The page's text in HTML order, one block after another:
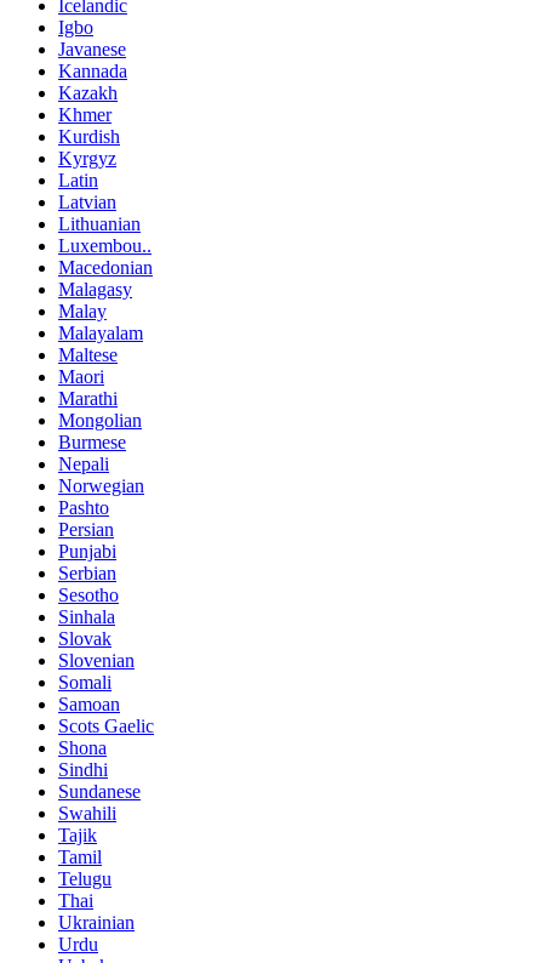
Icelandic
Igbo
Javanese
Kannada
Kazakh
Khmer
Kurdish
Kyrgyz
Latin
Latvian
Lithuanian
Luxembou..
Macedonian
Malagasy
Malay
Malayalam
Maltese
Maori
Marathi
Mongolian
Burmese
Nepali
Norwegian
Pashto
Persian
Punjabi
Serbian
Sesotho
Sinhala
Slovak
Slovenian
Somali
Samoan
Scots Gaelic
Shona
Sindhi
Sundanese
Swahili
Tajik
Tamil
Telugu
Thai
Ukrainian
Urdu